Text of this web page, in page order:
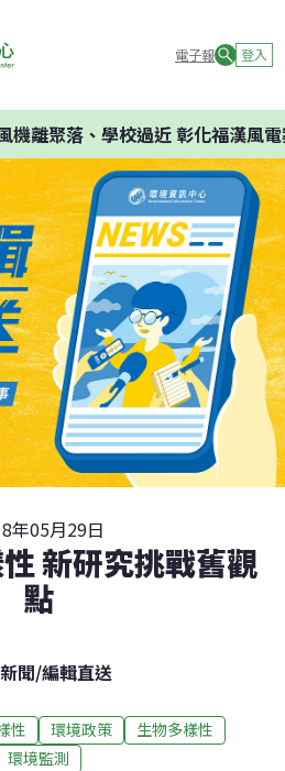
電子報 登入
離聚落、學校過近 彰化福漢風電
年05月29日
新研究挑戰舊觀
點
聞/編輯直送
性 環境政策
生物多樣性
環境監測